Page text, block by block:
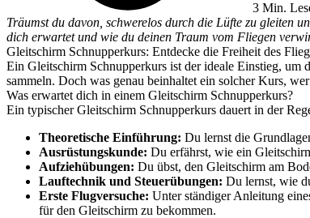
3 Min.
Träumst du davon, schwerelos durch die Lüfte zu gleiten
dich erwartet und wie du deinen Traum vom Fliegen
Gleitschirm Schnupperkurs: Entdecke die Freiheit des
Ein Gleitschirm Schnupperkurs ist der ideale Einstieg, um
sammeln. Doch was genau beinhaltet ein solcher Kurs,
Was erwartet dich in einem Gleitschirm Schnupperkurs?
Ein typischer Gleitschirm Schnupperkurs dauert in der
Theoretische Einführung: Du lernst die
Ausrüstungskunde: Du erfährst, wie ein
Aufziehübungen: Du übst, den Gleitschirm am
Lauftechnik und Steuerübungen: Du lernst, wie
Erste Flugversuche: Unter ständiger Anleitung
für den Gleitschirm zu bekommen.